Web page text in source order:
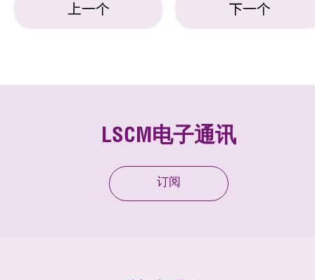
上一个 下一个
LSCM电子通讯
订阅